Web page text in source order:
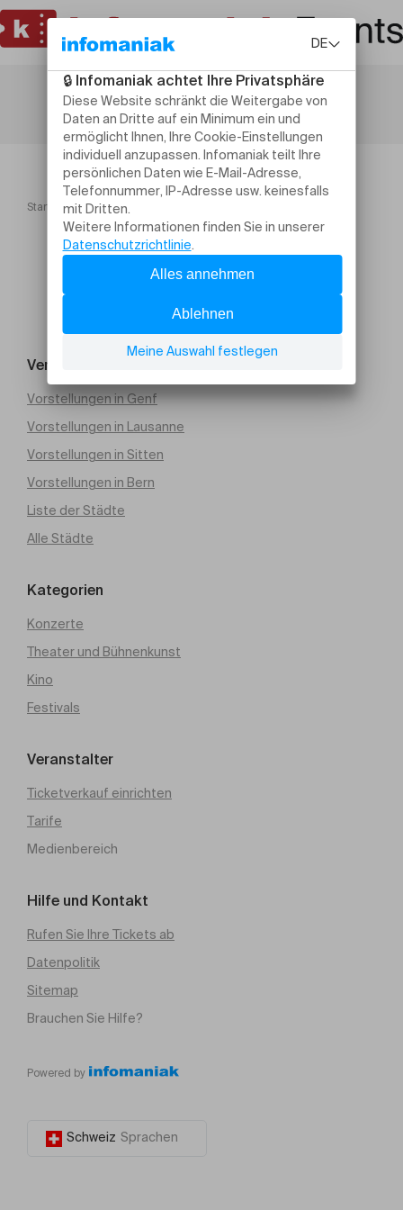
Startseite Red Pigs Festival 2026
Veranstaltung suchen
Vorstellungen in Genf
Vorstellungen in Lausanne
Vorstellungen in Sitten
Vorstellungen in Bern
Liste der Städte
Alle Städte
Kategorien
Konzerte
Theater und Bühnenkunst
Kino
Festivals
Veranstalter
Ticketverkauf einrichten
Tarife
Medienbereich
Hilfe und Kontakt
Rufen Sie Ihre Tickets ab
Datenpolitik
Sitemap
Brauchen Sie Hilfe?
Powered by
Schweiz Sprachen